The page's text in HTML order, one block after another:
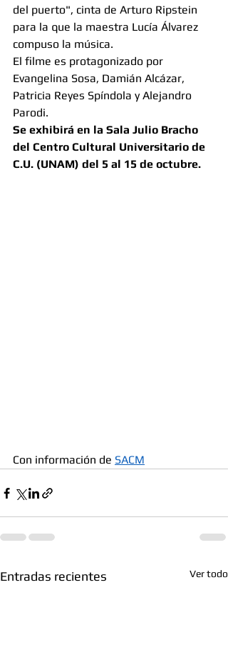
del puerto", cinta de Arturo Ripstein
para la que la maestra Lucía Álvarez
compuso la música.
El filme es protagonizado por
Evangelina Sosa, Damián Alcázar,
Patricia Reyes Spíndola y Alejandro
Parodi.
Se exhibirá en la Sala Julio Bracho
del Centro Cultural Universitario de
C.U. (UNAM) del 5 al 15 de octubre.
Con información de SACM
Entradas recientes Ver todo